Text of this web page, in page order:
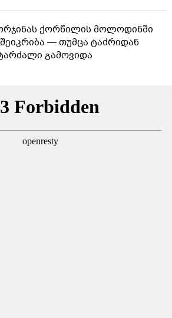
ქორწილის მოლოდინში
— თუმცა ტაძრიდან
გამოვიდა